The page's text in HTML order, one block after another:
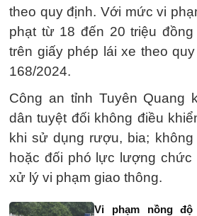
theo quy định. Với mức vi
phạt từ 18 đến 20 triệu
trên giấy phép lái xe theo
168/2024.
Công an tỉnh Tuyên Quang
dân tuyệt đối không điều
khi sử dụng rượu, bia;
hoặc đối phó lực lượng chức
xử lý vi phạm giao thông.
Vi phạm nồng